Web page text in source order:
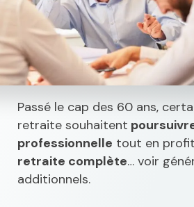
Passé le cap des 60 ans,
retraite souhaitent
professionnelle tout en
retraite complète… voir
additionnels.